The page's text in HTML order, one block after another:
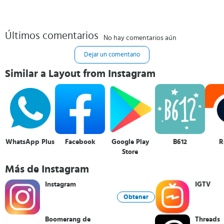
Últimos comentarios No hay comentarios aún
Dejar un comentario
Similar a Layout from Instagram
WhatsApp Plus Facebook
Google Play
Store
B612
Más de Instagram
Instagram
Obtener
Boomerang de
IGTV
Threads